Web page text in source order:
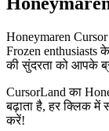
Honeymaren
Frozen enthusiasts के
की सुंदरता को आपके
CursorLand का
बढ़ाता है, हर क्लिक में
करें!